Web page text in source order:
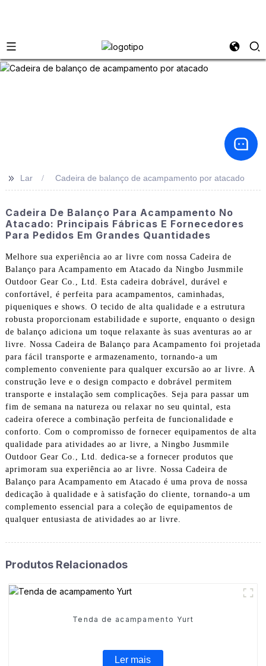
>> Lar Cadeira de balanço de acampamento por atacado
Cadeira De Balanço Para Acampamento No
Atacado: Principais Fábricas E Fornecedores
Para Pedidos Em Grandes Quantidades
Melhore sua experiência ao ar livre com nossa Cadeira de
Balanço para Acampamento em Atacado da Ningbo Jusmmile
Outdoor Gear Co., Ltd. Esta cadeira dobrável, durável e
confortável, é perfeita para acampamentos, caminhadas,
piqueniques e shows. O tecido de alta qualidade e a estrutura
robusta proporcionam estabilidade e suporte, enquanto o design
de balanço adiciona um toque relaxante às suas aventuras ao ar
livre. Nossa Cadeira de Balanço para Acampamento foi projetada
para fácil transporte e armazenamento, tornando-a um
complemento conveniente para qualquer excursão ao ar livre. A
construção leve e o design compacto e dobrável permitem
transporte e instalação sem complicações. Seja para passar um
fim de semana na natureza ou relaxar no seu quintal, esta
cadeira oferece a combinação perfeita de funcionalidade e
conforto. Com o compromisso de fornecer equipamentos de alta
qualidade para atividades ao ar livre, a Ningbo Jusmmile
Outdoor Gear Co., Ltd. dedica-se a fornecer produtos que
aprimoram sua experiência ao ar livre. Nossa Cadeira de
Balanço para Acampamento em Atacado é uma prova de nossa
dedicação à qualidade e à satisfação do cliente, tornando-a um
complemento essencial para a coleção de equipamentos de
qualquer entusiasta de atividades ao ar livre.
Produtos Relacionados
Tenda de acampamento Yurt
Ler mais